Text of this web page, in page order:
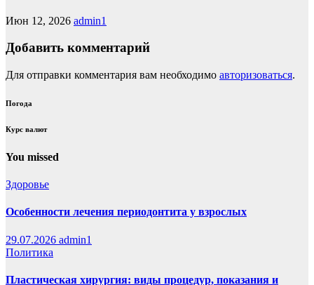
Июн 12, 2026 admin1
Добавить комментарий
Для отправки комментария вам необходимо авторизоваться.
Погода
Курс валют
You missed
Здоровье
Особенности лечения периодонтита у взрослых
29.07.2026 admin1
Политика
Пластическая хирургия: виды процедур, показания и